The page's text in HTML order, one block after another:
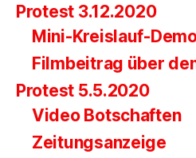
Protest 3.12.2020
Mini-Kreislauf-
Filmbeitrag über
Protest 5.5.2020
Video Botschaften
Zeitungsanzeige